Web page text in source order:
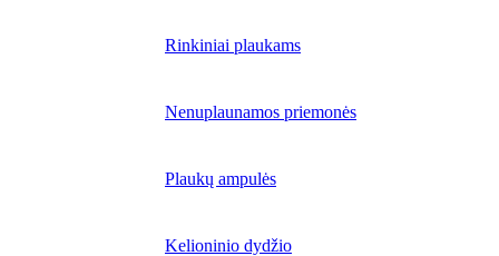
Rinkiniai plaukams
Nenuplaunamos priemonės
Plaukų ampulės
Kelioninio dydžio